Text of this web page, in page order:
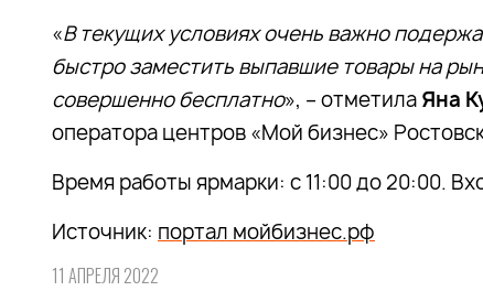
«В текущих условиях очень важно
быстро заместить выпавшие товары на
совершенно бесплатно», – отметила Яна
оператора центров «Мой бизнес»
Время работы ярмарки: с 11:00 до 20:00.
Источник: портал мойбизнес.рф
11 АПРЕЛЯ 2022